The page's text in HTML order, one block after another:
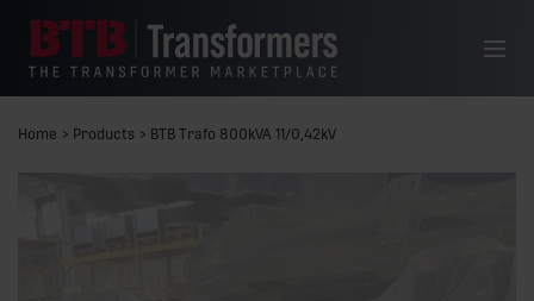
Menu
Home > Products > BTB Trafo 800kVA 11/0,42kV